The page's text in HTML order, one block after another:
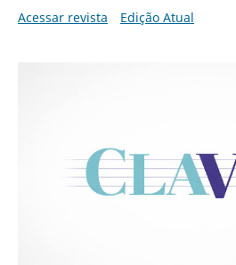
Acessar revista
Edição Atual